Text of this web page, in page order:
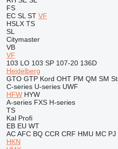
FS
EC SL ST VF
HSLX TS
SL
Citymaster
VB
VF
103 LO 103 SP 107-20 136D
Heidelberg
GTO GTP Kord OHT PM QM SM
C-series U-series UWF
HFW HYW
A-series FXS H-series
TS
Kal Profi
EB EU WT
AC AFC BQ CCR CRF HMU MC PJ
HKN